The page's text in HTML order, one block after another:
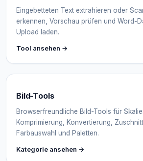
Eingebetteten Text extrahieren oder
erkennen, Vorschau prüfen und Word-
Upload laden.
Tool ansehen →
Bild-Tools
Browserfreundliche Bild-Tools für
Komprimierung, Konvertierung,
Farbauswahl und Paletten.
Kategorie ansehen →